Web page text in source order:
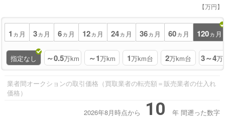
【万円】
1 ヵ月 3ヵ月 6ヵ月 12ヵ月 24ヵ月 36ヵ月 60ヵ月 120ヵ月
指定なし ～0.5万km ～1万km 1万km台 2万km台 3～4万
業者間オークションの取引価格（買取業者の転売額＝販売業者の仕入れ
価格）
2026年8月時点から 10 年 間遡った数字